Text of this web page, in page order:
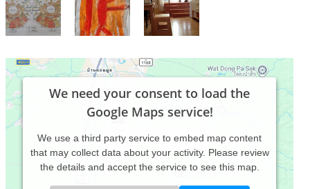
We need your consent to load the
Google Maps service!
We use a third party service to embed map content
that may collect data about your activity. Please review
the details and accept the service to see this map.